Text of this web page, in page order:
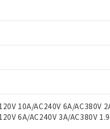
10A/AC240V 6A/AC380V
6A/AC240V 3A/AC380V
意のうえご利用ください。
の中には、本サービスの対象
での実際の在庫および標準価
い。
当社販売拠点は「販売ネット
果を当社の事前の承諾なく第
以下、 カドミウム(Cd) 100ppm以下、
値を超える意図的な使用がないことを
り、予定月が前後することが
国RoHSの基準値以下であるこ
国RoHSの基準値を超えてい
門へお問い合わせください。
臭化ビフェニル類) : 1000ppm、
フタル酸ジイソブチル) : 1000ppm、
: 1000ppm
ます。
ん。
に販売する場合は、上記1、2
販売に係わる関係者が違法に
在庫あり